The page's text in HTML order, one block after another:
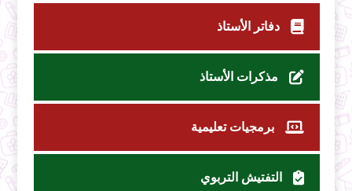
دفاتر الأستاذ
مذكرات الأستاذ
برمجيات تعليمية
التفتيش التربوي